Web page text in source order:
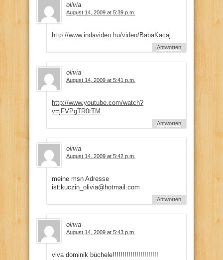
olivia
August 14, 2009 at 5:39 p.m.
http://www.indavideo.hu/video/BabaKacaj
Antworten
olivia
August 14, 2009 at 5:41 p.m.
http://www.youtube.com/watch?
v=jFVPgTR0tTM
Antworten
olivia
August 14, 2009 at 5:42 p.m.
meine msn Adresse
ist:kuczin_olivia@hotmail.com
Antworten
olivia
August 14, 2009 at 5:43 p.m.
viva dominik büchele!!!!!!!!!!!!!!!!!!!!!!!